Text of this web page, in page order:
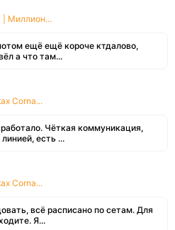
Миллион...
ещё ещё короче ктдалово,
а что там...
Corna...
Чёткая коммуникация,
есть ...
Corna...
всё расписано по сетам. Для
Я...